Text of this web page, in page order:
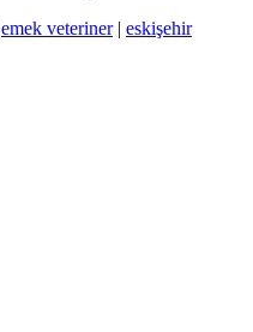
emek veteriner| eskişehir